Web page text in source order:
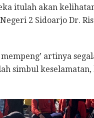
itulah akan
2 Sidoarjo Dr.
artinya
simbul